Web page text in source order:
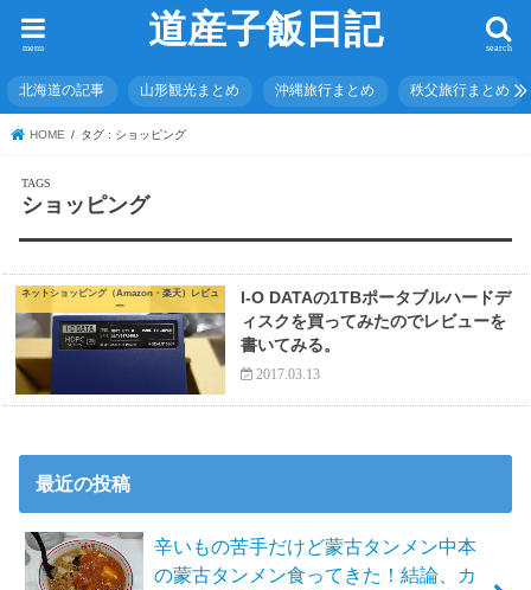
道産子飯日記 search
menu
北海道の記事 山形観光まとめ 沖縄旅行まとめ 秩父旅行まとめ
HOME タグ : ショッピング
ショッピング
ネットショッピング（Amazon・楽天）レビュ
ー
I-O DATAの1TBポータブルハードデ
ィスクを買ってみたのでレビューを
書いてみる。
2017.03.13
最近の投稿
辛いもの苦手だけど蒙古タンメン中本
の蒙古タンメン食ってきた！結論、カ